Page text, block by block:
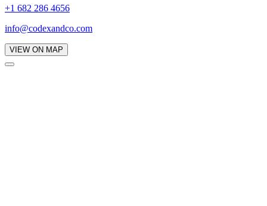
+1 682 286 4656
info@codexandco.com
VIEW ON MAP